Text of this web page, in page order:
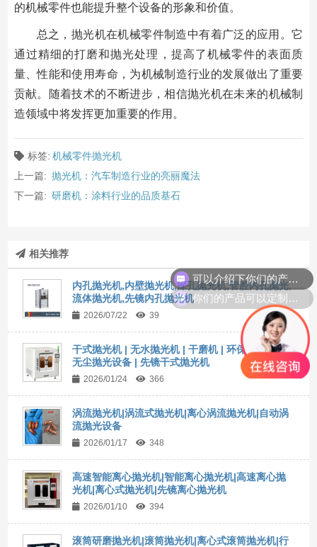
的机械零件也能提升整个设备的形象和价值。
总之，抛光机在机械零件制造中有着广泛的应用。它
通过精细的打磨和抛光处理，提高了机械零件的表面质
量、性能和使用寿命，为机械制造行业的发展做出了重要
贡献。随着技术的不断进步，相信抛光机在未来的机械制
造领域中将发挥更加重要的作用。
标签: 机械零件抛光机
上一篇: 抛光机：汽车制造行业的亮丽魔法
下一篇: 研磨机：涂料行业的品质基石
相关推荐
内孔抛光机,内壁抛光机,深孔抛光机,管腔内孔抛光,
流体抛光机,先镜内孔抛光机
2026/07/22 39
干式抛光机 | 无水抛光机 | 干磨机 | 环保抛光机 |
无尘抛光设备 | 先镜干式抛光机
2026/01/24 366
涡流抛光机|涡流式抛光机|离心涡流抛光机|自动涡
流抛光设备
2026/01/17 348
高速智能离心抛光机|智能离心抛光机|高速离心抛
光机|离心式抛光机|先镜离心抛光机
2026/01/10 394
滚筒研磨抛光机|滚筒抛光机|离心式滚筒抛光机|行
你们的产品可以定制吗？